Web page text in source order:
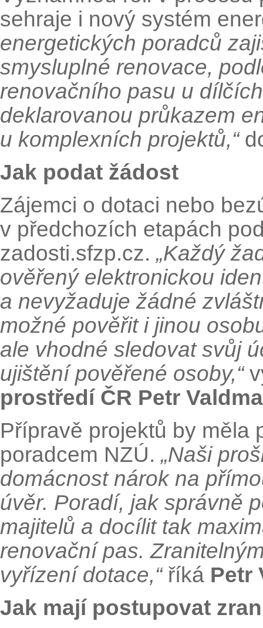
sehraje i nový systém
energetických poradců
smysluplné renovace,
renovačního pasu u
deklarovanou průkazem
u komplexních projektů,“
Jak podat žádost
Zájemci o dotaci nebo
v předchozích etapách
zadosti.sfzp.cz.„Každý
ověřený elektronickou
a nevyžaduje žádné
možné pověřit i jinou
ale vhodné sledovat svůj
ujištění pověřené osoby,“
prostředí ČR Petr
Přípravě projektů by měla
poradcem NZÚ.„Naši
domácnost nárok na
úvěr. Poradí, jak správně
majitelů a docílit tak
renovační pas.
vyřízení dotace,“říká Petr
Jak mají postupovat